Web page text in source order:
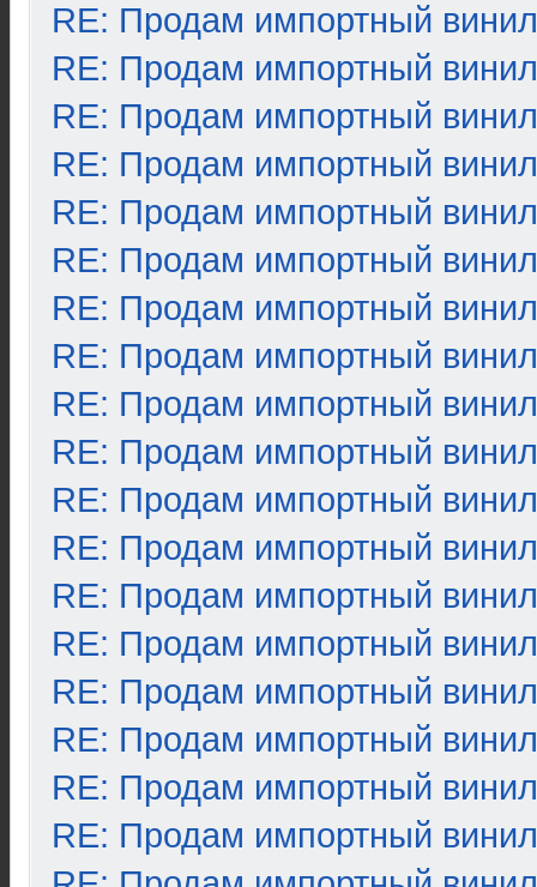
RE: Продам импортный винил
RE: Продам импортный винил
RE: Продам импортный винил
RE: Продам импортный винил
RE: Продам импортный винил
RE: Продам импортный винил
RE: Продам импортный винил
RE: Продам импортный винил
RE: Продам импортный винил
RE: Продам импортный винил
RE: Продам импортный винил
RE: Продам импортный винил
RE: Продам импортный винил
RE: Продам импортный винил
RE: Продам импортный винил
RE: Продам импортный винил
RE: Продам импортный винил
RE: Продам импортный винил